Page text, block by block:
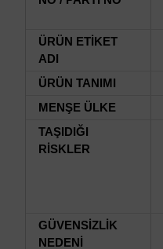
ÜRÜN ETİKET
ADI
ÜRÜN TANIMI
MENŞE ÜLKE
TAŞIDIĞI
RİSKLER
GÜVENSİZLİK
NEDENİ